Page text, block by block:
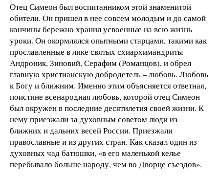
Отец Симеон был воспитанником этой знаменитой
обители. Он пришел в нее совсем молодым и до самой
кончины бережно хранил усвоенные на всю жизнь
уроки. Он окормлялся опытными старцами, такими как
прославленные в лике святых схиархимандриты
Андроник, Зиновий, Серафим (Романцов), и обрел
главную христианскую добродетель – любовь. Любовь
к Богу и ближним. Именно этим объясняется ответная,
поистине всенародная любовь, которой отец Симеон
был окружен в последние десятилетия своей жизни. К
нему приезжали за духовным советом люди из
ближних и дальних весей России. Приезжали
православные и из других стран. Как сказал один из
духовных чад батюшки, «в его маленькой келье
перебывало больше народу, чем во Дворце съездов».